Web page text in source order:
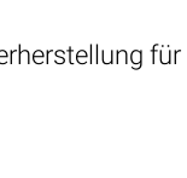
für